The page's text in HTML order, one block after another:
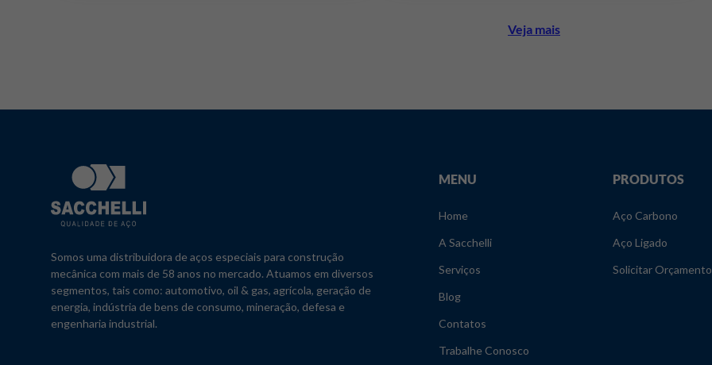
Veja mais
Somos uma distribuidora de aços especiais para construção
mecânica com mais de 58 anos no mercado. Atuamos em diversos
segmentos, tais como: automotivo, oil & gas, agrícola, geração de
energia, indústria de bens de consumo, mineração, defesa e
engenharia industrial.
MENU
Home
A Sacchelli
Serviços
Blog
Contatos
Trabalhe Conosco
PRODUTOS
Aço Carbono
Aço Ligado
Solicitar Orçamento